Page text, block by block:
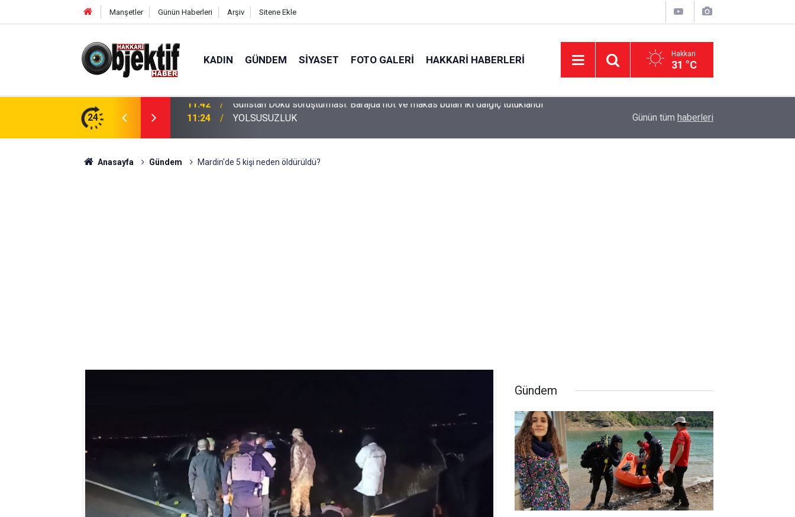
Manşetler Günün Haberleri Arşiv Sitene Ekle
KADIN GÜNDEM SIYASET FOTO GALERI HAKKARI HABERLERI Hakkari
31 °C
24
not ve makas bulan iki dalgıç tutuklandı 11:24 YOLSUSUZLUK Hakkâri'de Gençlere Çadır Kurulumu Eğitimi
Günün tüm haberleri
Anasayfa Gündem Mardin'de 5 kişi neden öldürüldü?
Gündem